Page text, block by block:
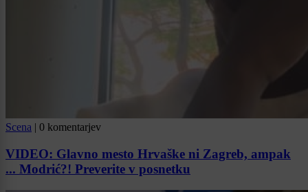
Scena | 0 komentarjev
VIDEO: Glavno mesto Hrvaške ni Zagreb, ampak
... Modrić?! Preverite v posnetku